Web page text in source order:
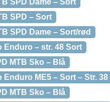
SPD Dame – Sort
SPD – Sort
SPD Dame – Sort/rød
Enduro – str. 48 Sort
MTB Sko – Blå
ME5 – Sort – Str. 38
MTB Sko – Blå